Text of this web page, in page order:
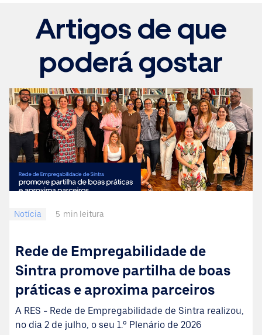
Artigos de que
poderá gostar
Notícia 5 min leitura
Rede de Empregabilidade de
Sintra promove partilha de boas
práticas e aproxima parceiros
A RES - Rede de Empregabilidade de Sintra realizou,
no dia 2 de julho, o seu 1.º Plenário de 2026